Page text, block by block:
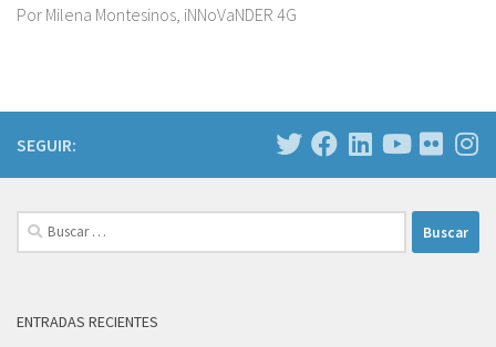
Por Milena Montesinos, iNNoVaNDER 4G
SEGUIR:
Buscar:
ENTRADAS RECIENTES